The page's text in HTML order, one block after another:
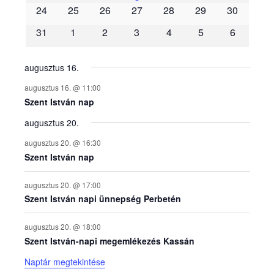
é
n
y
e
k
n
a
p
t
24
25 26 27 28 29
30
31
1 2 3 4 5 6
augusztus 16.
augusztus 16. @ 11:00
Szent István nap
augusztus 20.
augusztus 20. @ 16:30
Szent István nap
augusztus 20. @ 17:00
Szent István napi ünnepség Perbetén
augusztus 20. @ 18:00
Szent István-napi megemlékezés Kassán
Naptár megtekintése